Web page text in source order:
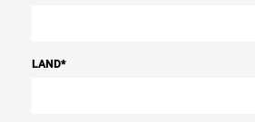
LAND*